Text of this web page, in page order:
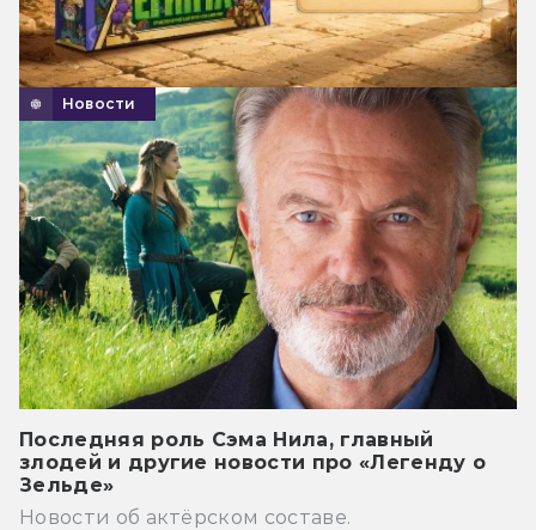
Новости
Последняя роль Сэма Нила, главный
злодей и другие новости про «Легенду о
Зельде»
Новости об актёрском составе.